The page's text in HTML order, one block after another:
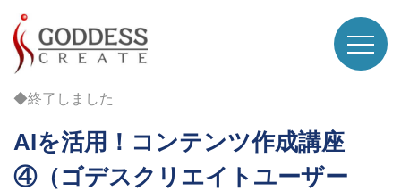
◆終了しました
AIを活用！コンテンツ作成講座
④（ゴデスクリエイトユーザー